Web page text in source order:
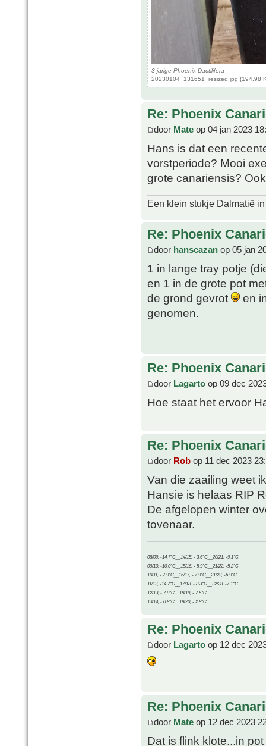
3 jarige Phoenix Dactilifera
20230104_131651_resized.jpg (194.98
Re: Phoenix
door Mate op 04 jan 2023
Hans is dat een
vorstperiode? Mooi
grote canariensis?
Een klein stukje Dalmatië
Re: Phoenix
door hanscazan op 05 jan
1 in lange tray potje
en 1 in de grote pot
de grond gevrot
en
genomen.
Re: Phoenix
door Lagarto op 09 dec
Hoe staat het ervoor
Re: Phoenix
door Rob op 11 dec 2023
Van die zaailing weet
Hansie is helaas RIP
De afgelopen winter
tovenaar.
08/09, -14.7°C__14/15, - 3.6°C__20/21, -9.1°C
09/10, -10.0°C__15/16, - 5.9°C__21/22, -5.2°C
10/11, - 7.9°C__16/17, - 7.9°C__21/22, -6.9°C
11/12, -14.7°C__17/18, - 8.3°C__22/23, -7.1°C
12/13, - 7.9°C__18/19, - 7.5°C
13/14, - 0.8°C__19/20, - 2.8°C
Re: Phoenix
door Lagarto op 12 dec
Re: Phoenix
door Mate op 12 dec 2023
Dat is flink klote...in